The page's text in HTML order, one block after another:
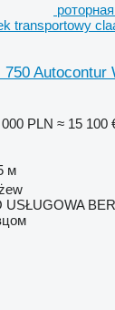
transportowy
Autocontur
PLN ≈ 15 100
м
USŁUGOWA